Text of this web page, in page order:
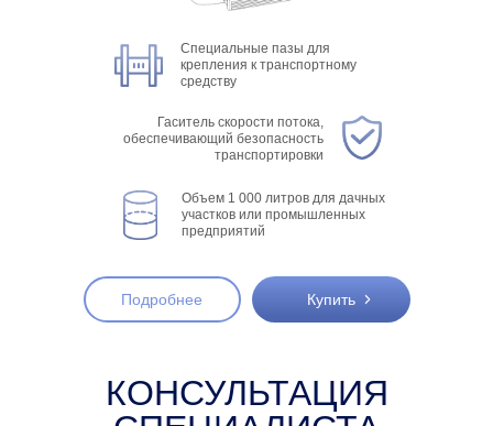
То вам нужна консультация нашего специалиста
емкость под вашу задачу
наш специалист перезвонит в течение
15 минути проконсультирует
Оставьте свои